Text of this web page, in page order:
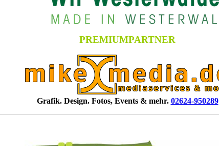
PREMIUMPARTNER
Grafik. Design. Fotos, Events & mehr. 02624-950289